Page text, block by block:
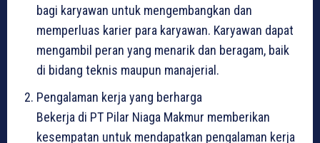
bagi karyawan untuk mengembangkan dan
memperluas karier para karyawan. Karyawan dapat
mengambil peran yang menarik dan beragam, baik
di bidang teknis maupun manajerial.
Pengalaman kerja yang berharga
Bekerja di PT Pilar Niaga Makmur memberikan
kesempatan untuk mendapatkan pengalaman kerja